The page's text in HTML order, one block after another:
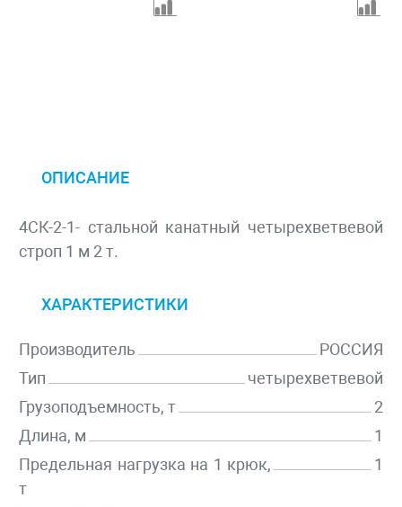
ОПИСАНИЕ
4СК-2-1- стальной канатный четырехветвевой
строп 1 м 2 т.
ХАРАКТЕРИСТИКИ
Производитель
РОССИЯ
Тип
четырехветвевой
Грузоподъемность, т
2
Длина, м
1
Предельная нагрузка на 1 крюк,
т
1